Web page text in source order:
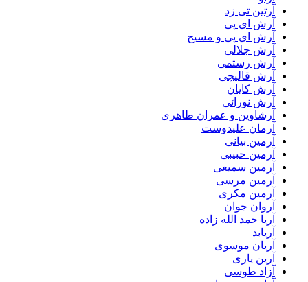
آرتین تی زد
آرش ای پی
آرش ای پی و مسیح
آرش جلالی
آرش رستمی
آرش قالیچی
آرش کایان
آرش نورائی
آرشاوین و عمران طاهری
آرمان علیدوست
آرمین بیانی
آرمین حبیبی
آرمین سمیعی
آرمین مرسی
آرمین مکری
آروان جوان
آریا حمد الله زاده
آریابد
آریان موسوی
آرین یاری
آزاد طوسی